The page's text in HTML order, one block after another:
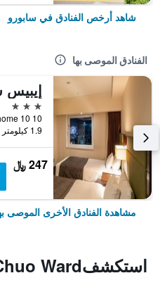
شاهد أرخص الفنادق في سابورو
الفنادق الموصى بها
3 نجوم
1.9 كيلومتر عن وسط المدينة
247 ﷼
مشاهدة الفنادق الأخرى الموصى
استكشفChuo Ward, سابورو